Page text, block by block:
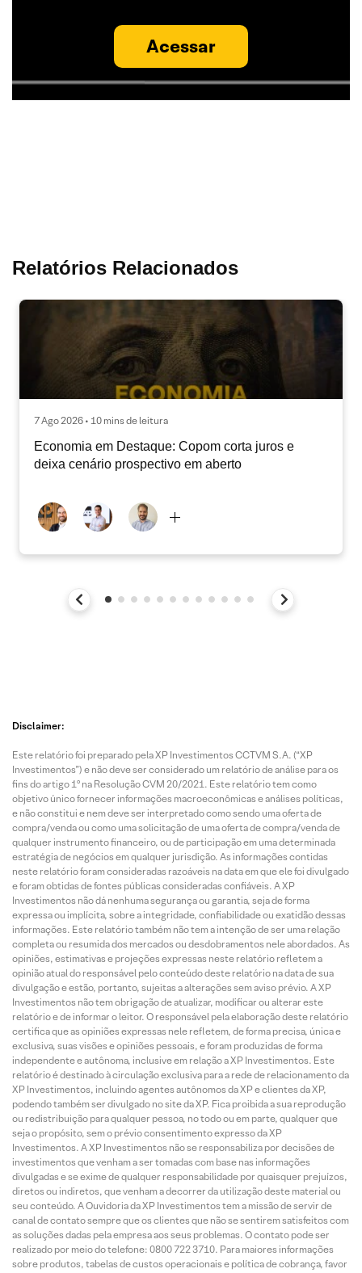
Acessar
Relatórios Relacionados
7 Ago 2026 • 10 mins de leitura
Economia em Destaque: Copom corta juros e
deixa cenário prospectivo em aberto
Disclaimer:
Este relatório foi preparado pela XP Investimentos CCTVM S.A. (“XP
Investimentos”) e não deve ser considerado um relatório de análise para os
fins do artigo 1º na Resolução CVM 20/2021. Este relatório tem como
objetivo único fornecer informações macroeconômicas e análises políticas,
e não constitui e nem deve ser interpretado como sendo uma oferta de
compra/venda ou como uma solicitação de uma oferta de compra/venda de
qualquer instrumento financeiro, ou de participação em uma determinada
estratégia de negócios em qualquer jurisdição. As informações contidas
neste relatório foram consideradas razoáveis na data em que ele foi divulgado
e foram obtidas de fontes públicas consideradas confiáveis. A XP
Investimentos não dá nenhuma segurança ou garantia, seja de forma
expressa ou implícita, sobre a integridade, confiabilidade ou exatidão dessas
informações. Este relatório também não tem a intenção de ser uma relação
completa ou resumida dos mercados ou desdobramentos nele abordados. As
opiniões, estimativas e projeções expressas neste relatório refletem a
opinião atual do responsável pelo conteúdo deste relatório na data de sua
divulgação e estão, portanto, sujeitas a alterações sem aviso prévio. A XP
Investimentos não tem obrigação de atualizar, modificar ou alterar este
relatório e de informar o leitor. O responsável pela elaboração deste relatório
certifica que as opiniões expressas nele refletem, de forma precisa, única e
exclusiva, suas visões e opiniões pessoais, e foram produzidas de forma
independente e autônoma, inclusive em relação a XP Investimentos. Este
relatório é destinado à circulação exclusiva para a rede de relacionamento da
XP Investimentos, incluindo agentes autônomos da XP e clientes da XP,
podendo também ser divulgado no site da XP. Fica proibida a sua reprodução
ou redistribuição para qualquer pessoa, no todo ou em parte, qualquer que
seja o propósito, sem o prévio consentimento expresso da XP
Investimentos. A XP Investimentos não se responsabiliza por decisões de
investimentos que venham a ser tomadas com base nas informações
divulgadas e se exime de qualquer responsabilidade por quaisquer prejuízos,
diretos ou indiretos, que venham a decorrer da utilização deste material ou
seu conteúdo. A Ouvidoria da XP Investimentos tem a missão de servir de
canal de contato sempre que os clientes que não se sentirem satisfeitos com
as soluções dadas pela empresa aos seus problemas. O contato pode ser
realizado por meio do telefone: 0800 722 3710. Para maiores informações
sobre produtos, tabelas de custos operacionais e política de cobrança, favor